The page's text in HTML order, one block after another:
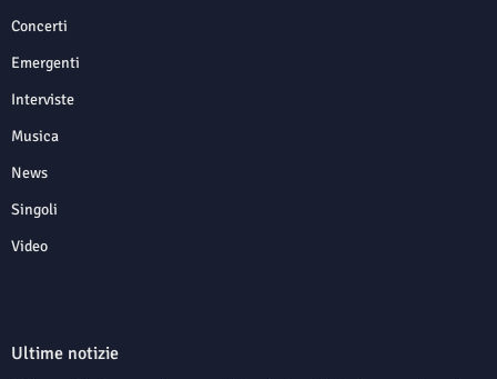
Concerti
Emergenti
Interviste
Musica
News
Singoli
Video
Ultime notizie